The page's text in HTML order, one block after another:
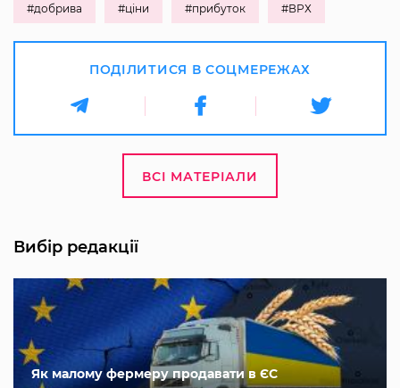
#добрива #ціни #прибуток #ВРХ
ПОДІЛИТИСЯ В СОЦМЕРЕЖАХ
ВСІ МАТЕРІАЛИ
Вибір редакції
Як малому фермеру продавати в ЄС